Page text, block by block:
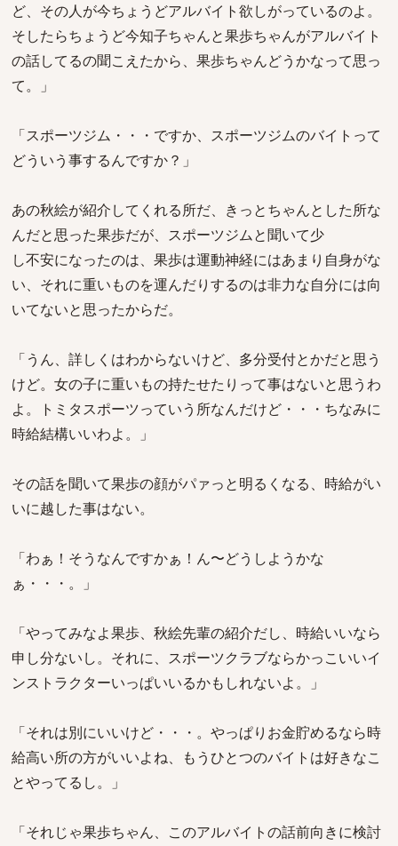
ど、その人が今ちょうどアルバイト欲しがっているのよ。
そしたらちょうど今知子ちゃんと果歩ちゃんがアルバイト
の話してるの聞こえたから、果歩ちゃんどうかなって思っ
て。」
「スポーツジム・・・ですか、スポーツジムのバイトって
どういう事するんですか？」
あの秋絵が紹介してくれる所だ、きっとちゃんとした所な
んだと思った果歩だが、スポーツジムと聞いて少
し不安になったのは、果歩は運動神経にはあまり自身がな
い、それに重いものを運んだりするのは非力な自分には向
いてないと思ったからだ。
「うん、詳しくはわからないけど、多分受付とかだと思う
けど。女の子に重いもの持たせたりって事はないと思うわ
よ。トミタスポーツっていう所なんだけど・・・ちなみに
時給結構いいわよ。」
その話を聞いて果歩の顔がパァっと明るくなる、時給がい
いに越した事はない。
「わぁ！そうなんですかぁ！ん〜どうしようかな
ぁ・・・。」
「やってみなよ果歩、秋絵先輩の紹介だし、時給いいなら
申し分ないし。それに、スポーツクラブならかっこいいイ
ンストラクターいっぱいいるかもしれないよ。」
「それは別にいいけど・・・。やっぱりお金貯めるなら時
給高い所の方がいいよね、もうひとつのバイトは好きなこ
とやってるし。」
「それじゃ果歩ちゃん、このアルバイトの話前向きに検討